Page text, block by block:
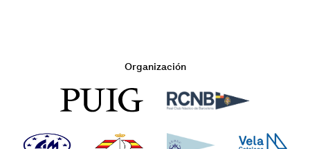
Organización